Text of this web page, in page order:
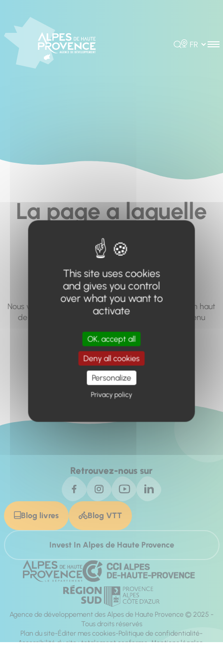
Rechercher
Choisir la
La page a laquelle
vous cherchez à
accéder n'existe
pas... ou plus.
Nous vous invitons à utiliser le moteur de recherche en haut
de page, ou à utiliser le menu pour trouver le contenu
Retour à l'accueil
Retrouvez-nous sur
Blog livres Blog VTT
Invest In Alpes de Haute Provence
Agence de développement des Alpes de Haute Provence © 2025 -
Tous droits réservés
Plan du site Éditer mes cookies Politique de confidentialité
Accessibilité du site : totalement conforme Mentions légales
This site uses cookies
and gives you control
over what you want to
activate
OK, accept all
Deny all cookies
Personalize
Privacy policy